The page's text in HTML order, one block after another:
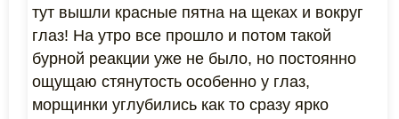
тут вышли красные пятна на щеках и вокруг
глаз! На утро все прошло и потом такой
бурной реакции уже не было, но постоянно
ощущаю стянутость особенно у глаз,
морщинки углубились как то сразу ярко